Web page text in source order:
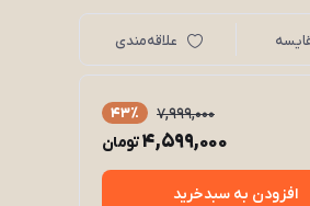
علاقه‌مندی
7,999,000 43٪
4,599,000تومان
افزودن به سبدخرید